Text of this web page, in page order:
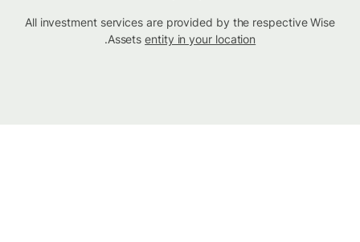
All investment services are provided by the respective Wise
Assetsentity in your location
.